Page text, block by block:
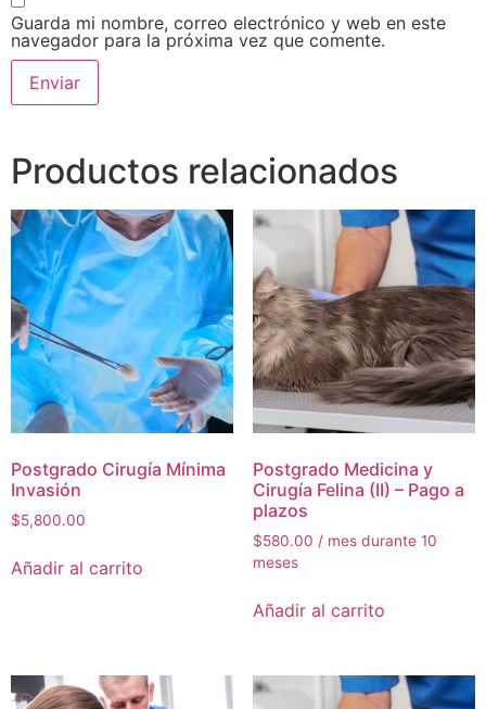
Guarda mi nombre, correo electrónico y web en este
navegador para la próxima vez que comente.
Productos relacionados
Postgrado Cirugía Mínima
Invasión
$5,800.00
Añadir al carrito
Postgrado Medicina y
Cirugía Felina (II) – Pago a
plazos
$580.00 / mes durante 10
meses
Añadir al carrito